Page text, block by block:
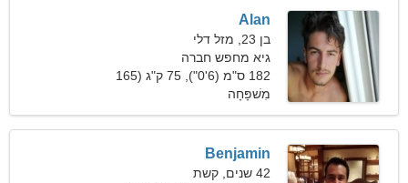
Alan
בן 23, מזל דלי
גיא מחפש חברה
182 ס"מ (6'0"), 75 ק"ג (165
פאונד)
מִשׁפָּחָה
Benjamin
42 שנים, קשת